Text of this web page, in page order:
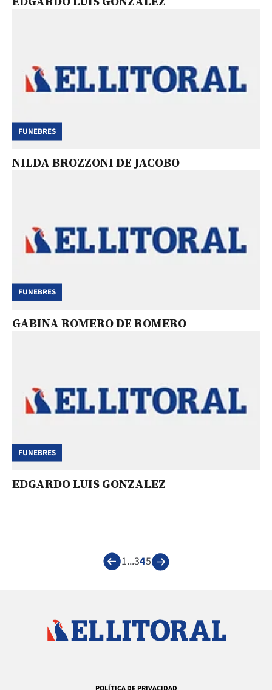
FUNEBRES
NILDA BROZZONI DE JACOBO
FUNEBRES
GABINA ROMERO DE ROMERO
FUNEBRES
EDGARDO LUIS GONZALEZ
1...345